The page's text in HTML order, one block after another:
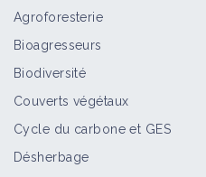
Agroforesterie
Bioagresseurs
Biodiversité
Couverts végétaux
Cycle du carbone et GES
Désherbage